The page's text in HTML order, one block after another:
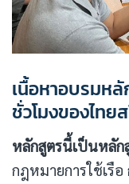
เนื้อหาอบรมห
ชั่วโมงของไทย
หลักสูตรนี้เป็นหลั
กฎหมายการใช้เรื